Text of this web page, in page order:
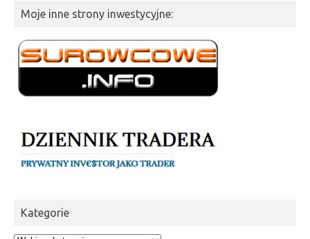
Moje inne strony inwestycyjne:
Kategorie